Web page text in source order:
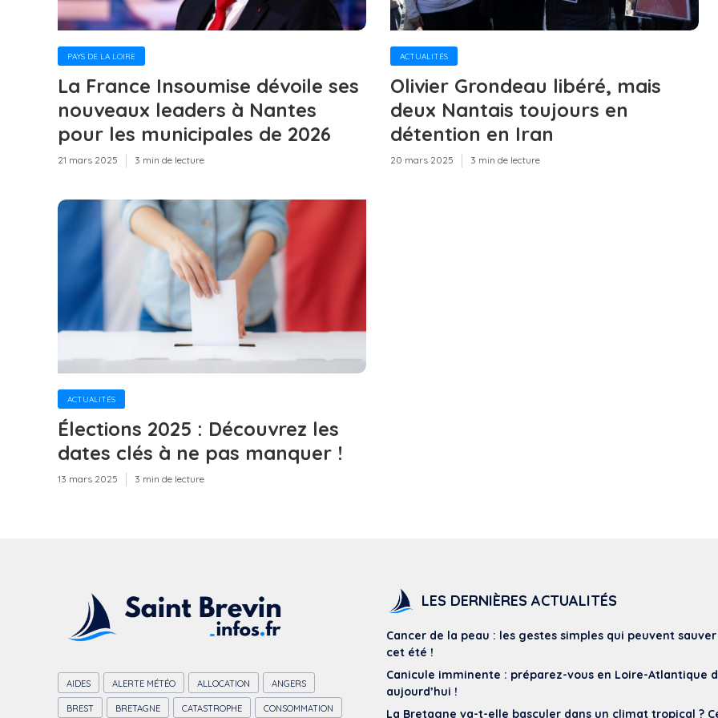
PAYS DE LA LOIRE
La France Insoumise dévoile ses
nouveaux leaders à Nantes
pour les municipales de 2026
21 mars 2025 3 min de lecture
ACTUALITÉS
Olivier Grondeau libéré, mais
deux Nantais toujours en
détention en Iran
20 mars 2025 3 min de lecture
ACTUALITÉS
Élections 2025 : Découvrez les
dates clés à ne pas manquer !
13 mars 2025 3 min de lecture
AIDES ALERTE MÉTÉO ALLOCATION ANGERS
BREST BRETAGNE CATASTROPHE CONSOMMATION
LES DERNIÈRES ACTUALITÉS
Cancer de la peau : les gestes simples qui peuvent
cet été !
Canicule imminente : préparez-vous en Loire-Atlantique
aujourd’hui !
La Bretagne va-t-elle basculer dans un climat tropical ?